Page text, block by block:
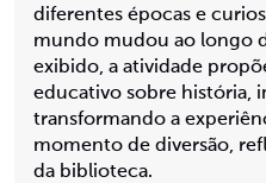
diferentes épocas e
mundo mudou ao longo
exibido, a atividade
educativo sobre história,
transformando a
momento de diversão,
da biblioteca.